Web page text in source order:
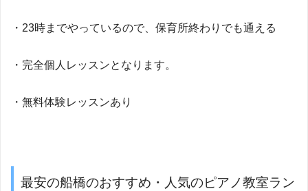
・23時までやっているので、保育所終わりでも通える
・完全個人レッスンとなります。
・無料体験レッスンあり
最安の船橋のおすすめ・人気のピアノ教室ラン